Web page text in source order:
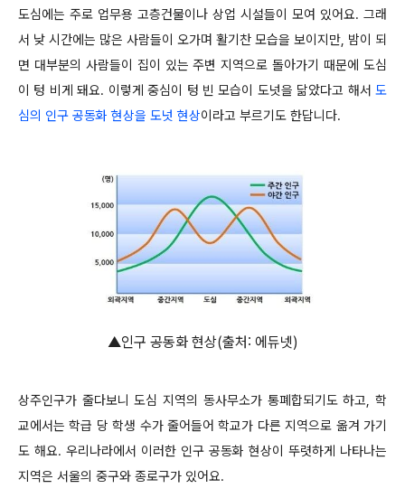
도심에는 주로 업무용 고층건물이나 상업 시설들이 모여 있어요. 그래
서 낮 시간에는 많은 사람들이 오가며 활기찬 모습을 보이지만, 밤이 되
면 대부분의 사람들이 집이 있는 주변 지역으로 돌아가기 때문에 도심
이 텅 비게 돼요. 이렇게 중심이 텅 빈 모습이 도넛을 닮았다고 해서 도
심의 인구 공동화 현상을 도넛 현상이라고 부르기도 한답니다.
▲인구 공동화 현상(출처: 에듀넷)
상주인구가 줄다보니 도심 지역의 동사무소가 통폐합되기도 하고, 학
교에서는 학급 당 학생 수가 줄어들어 학교가 다른 지역으로 옮겨 가기
도 해요. 우리나라에서 이러한 인구 공동화 현상이 뚜렷하게 나타나는
지역은 서울의 중구와 종로구가 있어요.